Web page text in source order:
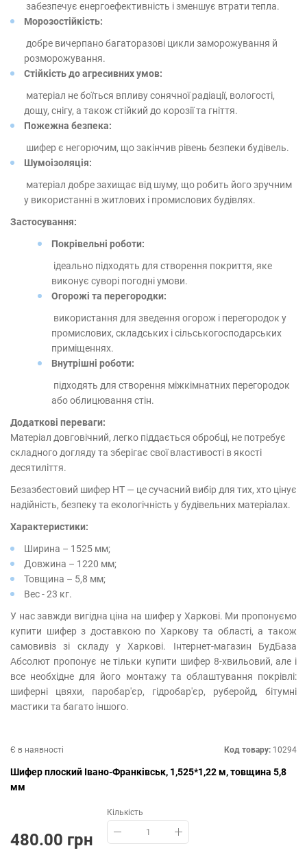
забезпечує енергоефективність і зменшує втрати тепла.
Морозостійкість:
добре вичерпано багаторазові цикли заморожування й
розморожування.
Стійкість до агресивних умов:
матеріал не боїться впливу сонячної радіації, вологості,
дощу, снігу, а також стійкий до корозії та гніття.
Пожежна безпека:
шифер є негорючим, що закінчив рівень безпеки будівель.
Шумоізоляція:
матеріал добре захищає від шуму, що робить його зручним
у використанні в житлових і промислових будівлях.
Застосування:
Покрівельні роботи:
ідеально підходять для створення покриття, яке
виконує суворі погодні умови.
Огорожі та перегородки:
використання для зведення огорож і перегородок у
промислових, складських і сільськогосподарських
приміщеннях.
Внутрішні роботи:
підходять для створення міжкімнатних перегородок
або облицювання стін.
Додаткові переваги:
​​Матеріал довговічний, легко піддається обробці, не потребує
складного догляду та зберігає свої властивості в якості
десятиліття.
Безазбестовий шифер НТ — це сучасний вибір для тих, хто цінує
надійність, безпеку та екологічність у будівельних матеріалах.
Характеристики:
Ширина – 1525 мм;
Довжина – 1220 мм;
Товщина – 5,8 мм;
Вес - 23 кг.
У нас завжди вигідна ціна на шифер у Харкові. Ми пропонуємо
купити шифер з доставкою по Харкову та області, а також
самовивіз зі складу у Харкові. Інтернет-магазин БудБаза
Абсолют пропонує не тільки купити шифер 8-хвильовий, але і
все необхідне для його монтажу та облаштування покрівлі:
шиферні цвяхи, паробар'єр, гідробар'єр, руберойд, бітумні
мастики та багато іншого.
Є в наявності Код товару: 10294
Шифер плоский Івано-Франківськ, 1,525*1,22 м, товщина 5,8
мм
480.00 грн
Кількість